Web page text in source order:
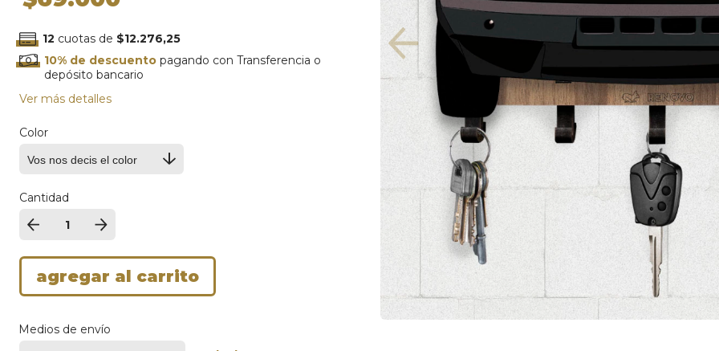
12 cuotas de $12.276,25
10% de descuento pagando con Transferencia o
depósito bancario
Ver más detalles
Color
Cantidad
Medios de envío